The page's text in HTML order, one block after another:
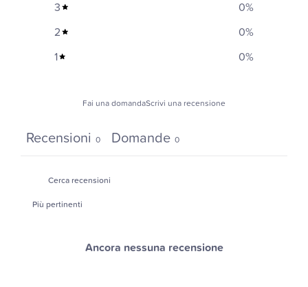
3 0%
2
0%
1
0%
Fai una domandaScrivi una recensione
Recensioni 0 Domande 0
Ancora nessuna recensione